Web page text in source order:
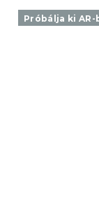
Próbálja ki AR-